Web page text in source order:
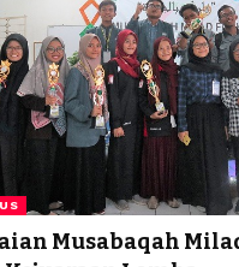
Musabaqah